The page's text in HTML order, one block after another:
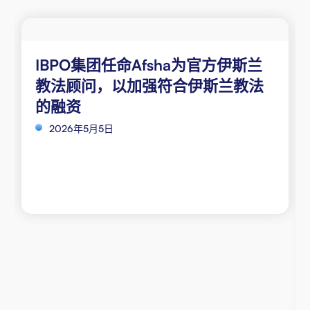
IBPO集团任命Afsha为官方伊斯兰
教法顾问，以加强符合伊斯兰教法
的融资
2026年5月5日